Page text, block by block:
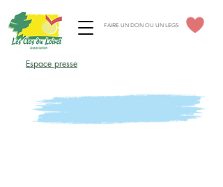
FAIRE UN DON OU UN LEGS
Espace presse